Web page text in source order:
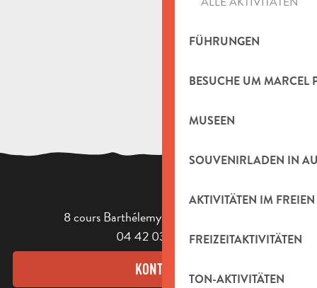
FÜHRUNGEN
BESUCHE UM MARCEL
MUSEEN
SOUVENIRLADEN IN
AKTIVITÄTEN IM FREIEN
FREIZEITAKTIVITÄTEN
TON-AKTIVITÄTEN
8 cours Barthélemy - 13400 Aubagne
04 42 03 49 98
KONTAKT